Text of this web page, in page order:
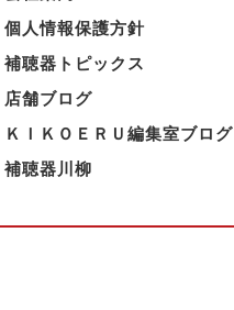
個人情報保護方針
補聴器トピックス
店舗ブログ
ＫＩＫＯＥＲＵ編集室ブログ
補聴器川柳